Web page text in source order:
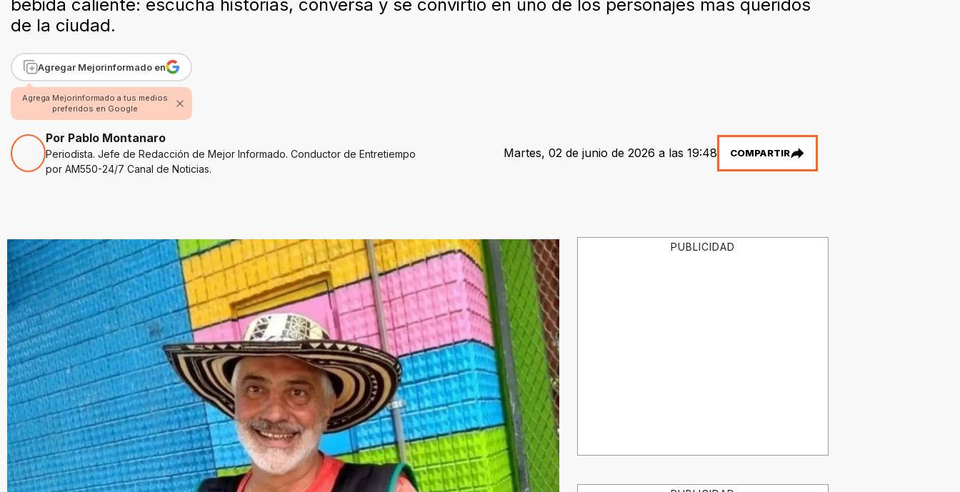
bebida caliente: escucha historias, conversa y se convirtió en uno de los personajes más queridos
de la ciudad.
Agregar Mejorinformado en
Agrega Mejorinformado a tus medios
preferidos en Google
Por Pablo Montanaro
Periodista. Jefe de Redacción de Mejor Informado. Conductor de Entretiempo
por AM550-24/7 Canal de Noticias.
Martes, 02 de junio de 2026 a las 19:48 COMPARTIR
PUBLICIDAD